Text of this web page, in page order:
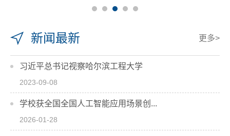
新闻最新 更多>
习近平总书记视察哈尔滨工程大学
2023-09-08
学校获全国全国人工智能应用场景创...
2026-01-28